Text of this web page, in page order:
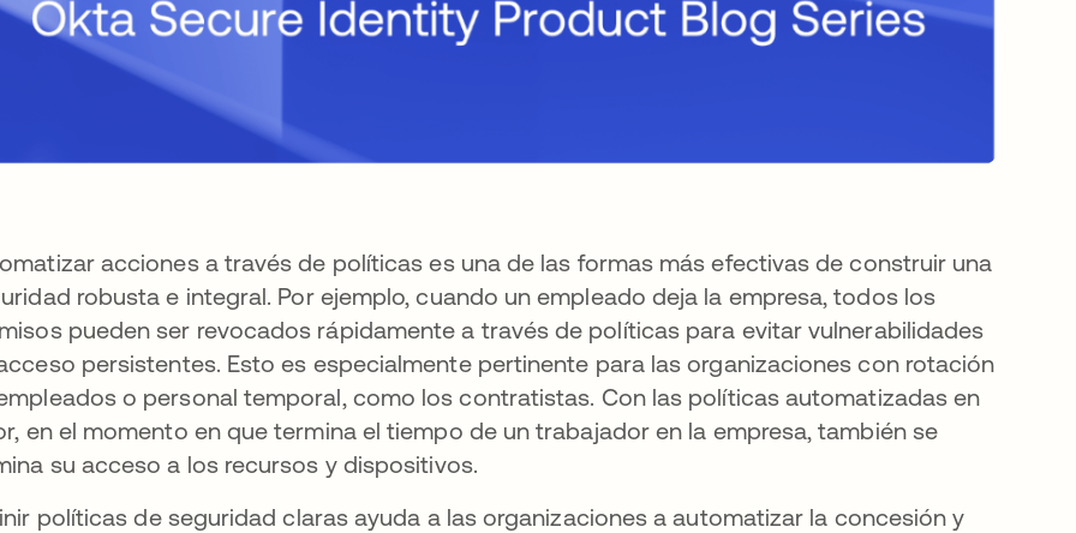
acciones a través de políticas es una de las formas más efectivas de construir una
robusta e integral. Por ejemplo, cuando un empleado deja la empresa, todos los
pueden ser revocados rápidamente a través de políticas para evitar vulnerabilidades
persistentes. Esto es especialmente pertinente para las organizaciones con rotación
o personal temporal, como los contratistas. Con las políticas automatizadas en
en el momento en que termina el tiempo de un trabajador en la empresa, también se
su acceso a los recursos y dispositivos.
políticas de seguridad claras ayuda a las organizaciones a automatizar la concesión y